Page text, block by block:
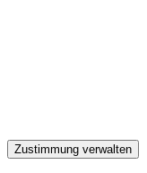
Zustimmung verwalten